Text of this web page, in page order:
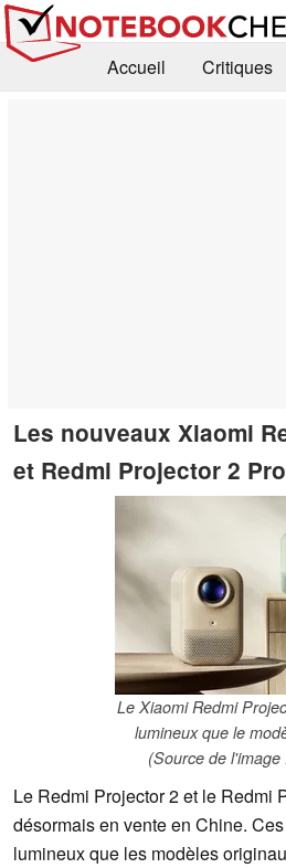
Accueil Critiques
Les nouveaux Xiaomi
et Redmi Projector 2
Le Xiaomi Redmi
lumineux que le
(Source de l'image
Le Redmi Projector 2 et le Redmi
désormais en vente en Chine.
lumineux que les modèles